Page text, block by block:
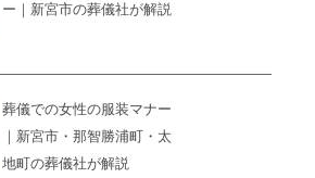
ー｜新宮市の葬儀社が解説
葬儀での女性の服装マナー
｜新宮市・那智勝浦町・太
地町の葬儀社が解説